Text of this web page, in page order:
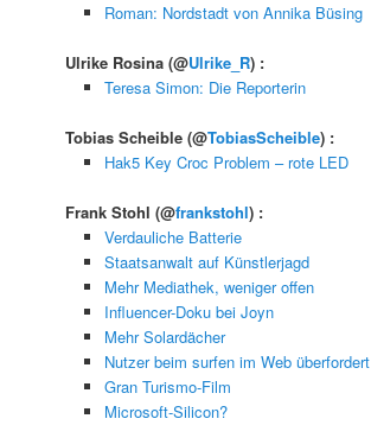
Roman: Nordstadt von Annika Büsing
Ulrike Rosina(@Ulrike_R) :
Teresa Simon: Die Reporterin
Tobias Scheible(@TobiasScheible) :
Hak5 Key Croc Problem – rote LED
Frank Stohl(@frankstohl) :
Verdauliche Batterie
Staatsanwalt auf Künstlerjagd
Mehr Mediathek, weniger offen
Influencer-Doku bei Joyn
Mehr Solardächer
Nutzer beim surfen im Web überfordert
Gran Turismo-Film
Microsoft-Silicon?